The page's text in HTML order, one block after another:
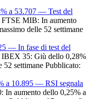
a 53.707 — Test del
MIB: In aumento
delle 52 settimane
— In fase di test del
35: Giù dello 0,28%
settimane Pubblicato:
a 10.895 — RSI segnala
aumento dello 0,25% a